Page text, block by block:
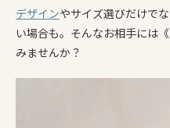
デザインやサイズ選びだけで
い場合も。そんなお相手には
みませんか？